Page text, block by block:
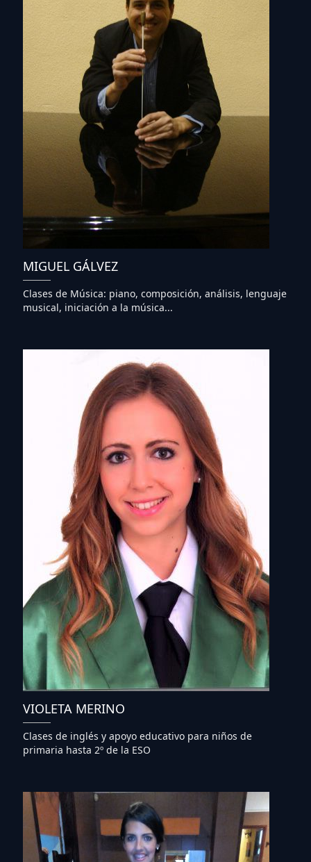
MIGUEL GÁLVEZ
Clases de Música: piano, composición, análisis, lenguaje
musical, iniciación a la música...
VIOLETA MERINO
Clases de inglés y apoyo educativo para niños de
primaria hasta 2º de la ESO